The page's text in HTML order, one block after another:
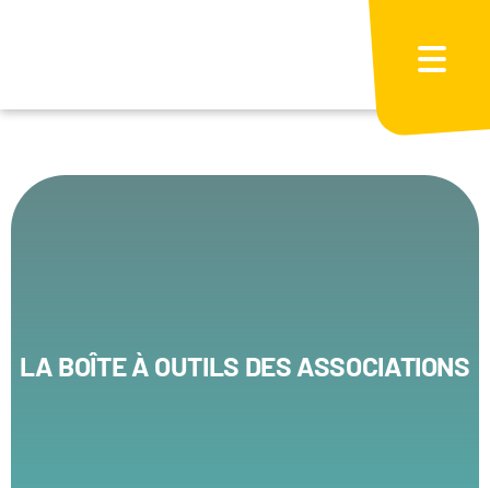
LA BOÎTE À OUTILS DES ASSOCIATIONS